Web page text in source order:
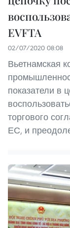
EVFTA
02/07/2020 08:08
Вьетнамская
показатели в
торгового
ЕС, и